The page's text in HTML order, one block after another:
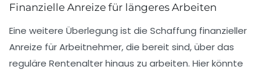
Finanzielle Anreize für längeres Arbeiten
Eine weitere Überlegung ist die Schaffung finanzieller
Anreize für Arbeitnehmer, die bereit sind, über das
reguläre Rentenalter hinaus zu arbeiten. Hier könnte